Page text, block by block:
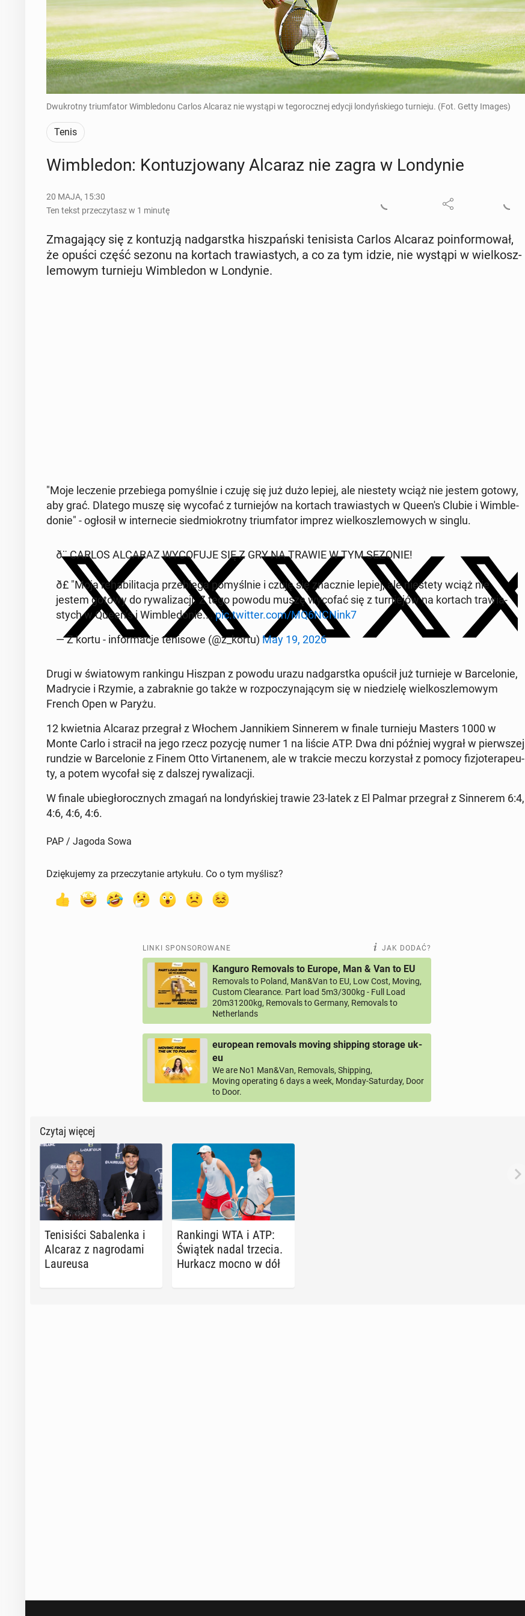
Dwukrotny triumfator Wimbledonu Carlos Alcaraz nie wystąpi w tegorocznej edycji londyńskiego turnieju. (Fot. Getty Images)
Tenis
Wim­ble­don: Kon­tu­zjo­wa­ny Alcaraz nie zagra w Lon­dy­nie
20 MAJA, 15:30
Ten tekst przeczytasz w 1 minutę
Zma­ga­ją­cy się z kon­tu­zją nad­garst­ka hisz­pań­ski te­ni­si­sta Carlos Alcaraz po­in­for­mo­wał,
że opuści część sezonu na kortach tra­wia­stych, a co za tym idzie, nie wystąpi w wiel­kosz­
le­mo­wym tur­nie­ju Wim­ble­don w Lon­dy­nie.
"Moje le­cze­nie prze­bie­ga po­myśl­nie i czuję się już dużo lepiej, ale nie­ste­ty wciąż nie jestem gotowy,
aby grać. Dlatego muszę się wycofać z tur­nie­jów na kortach tra­wia­stych w Queen's Clubie i Wim­ble­
do­nie" - ogłosił w in­ter­ne­cie sied­mio­krot­ny trium­fa­tor imprez wiel­kosz­le­mo­wych w singlu.
ð¨ CARLOS ALCARAZ WY­CO­FU­JE SIĘ Z GRY NA TRAWIE W TYM SEZONIE!
ð£️ "Moja re­ha­bi­li­ta­cja prze­bie­ga po­myśl­nie i czuję się znacz­nie lepiej, ale nie­ste­ty wciąż nie
jestem gotowy do ry­wa­li­za­cji. Z tego powodu muszę wycofać się z tur­nie­jów na kortach tra­wia­
stych w Queen’s i Wim­ble­do­nie.…pic.twitter.com/MQ6NCNink7
— Z kortu - in­for­ma­cje te­ni­so­we (@z_kortu) May 19, 2026
Drugi w świa­to­wym ran­kin­gu Hiszpan z powodu urazu nad­garst­ka opuścił już tur­nie­je w Bar­ce­lo­nie,
Ma­dry­cie i Rzymie, a za­brak­nie go także w roz­po­czy­na­ją­cym się w nie­dzie­lę wiel­kosz­le­mo­wym
French Open w Paryżu.
12 kwiet­nia Alcaraz prze­grał z Włochem Jan­ni­kiem Sin­ne­rem w finale tur­nie­ju Masters 1000 w
Monte Carlo i stracił na jego rzecz pozycję numer 1 na liście ATP. Dwa dni później wygrał w pierw­szej
rundzie w Bar­ce­lo­nie z Finem Otto Vir­ta­ne­nem, ale w trakcie meczu ko­rzy­stał z pomocy fi­zjo­te­ra­peu­
ty, a potem wycofał się z dalszej ry­wa­li­za­cji.
W finale ubie­gło­rocz­nych zmagań na lon­dyń­skiej trawie 23-latek z El Palmar prze­grał z Sin­ne­rem 6:4,
4:6, 4:6, 4:6.
PAP / Jagoda Sowa
Dziękujemy za przeczytanie artykułu. Co o tym myślisz?
LINKI SPONSOROWANE JAK DODAĆ?
Kanguro Removals to Europe, Man & Van to EU
Removals to Poland, Man&Van to EU, Low Cost, Moving,
Custom Clearance. Part load 5m3/300kg - Full Load
20m31200kg, Removals to Germany, Removals to
Netherlands
european removals moving shipping storage uk-
eu
We are No1 Man&Van, Removals, Shipping,
Moving operating 6 days a week, Monday-Saturday, Door
to Door.
Czytaj więcej
Te­ni­si­ści Sa­ba­len­ka i
Alcaraz z na­gro­da­mi
Lau­reu­sa
Ran­kin­gi WTA i ATP:
Świątek nadal trzecia.
Hurkacz mocno w dół